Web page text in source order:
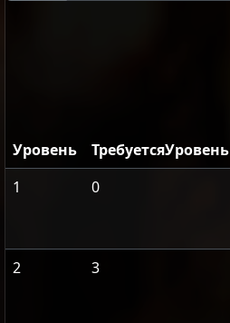
Уровень ТребуетсяУровень
1
0
2
3